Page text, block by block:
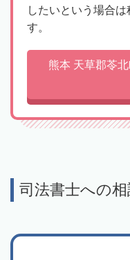
したいという場合
す。
熊本 天草郡苓
司法書士への